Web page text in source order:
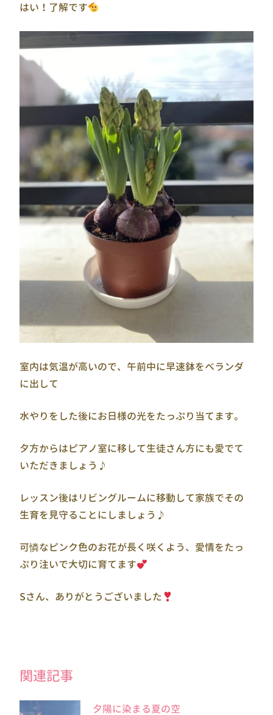
はい！了解です
室内は気温が高いので、午前中に早速鉢をベランダ
に出して
水やりをした後にお日様の光をたっぷり当てます。
夕方からはピアノ室に移して生徒さん方にも愛でて
いただきましょう♪
レッスン後はリビングルームに移動して家族でその
生育を見守ることにしましょう♪
可憐なピンク色のお花が長く咲くよう、愛情をたっ
ぷり注いで大切に育てます
Sさん、ありがとうございました
関連記事
夕陽に染まる夏の空